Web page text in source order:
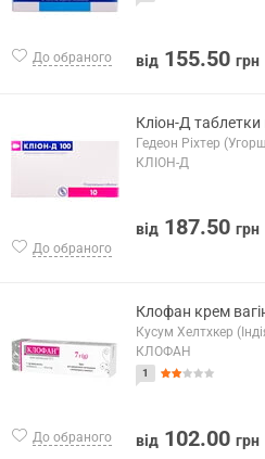
До обраного від 155.50 грн
До обраного
Кліон-Д
Гедеон Ріхтер
КЛІОН-Д
від 187.50 грн
До обраного
Клофан крем
Кусум Хелтхкер
КЛОФАН
1
від 102.00 грн